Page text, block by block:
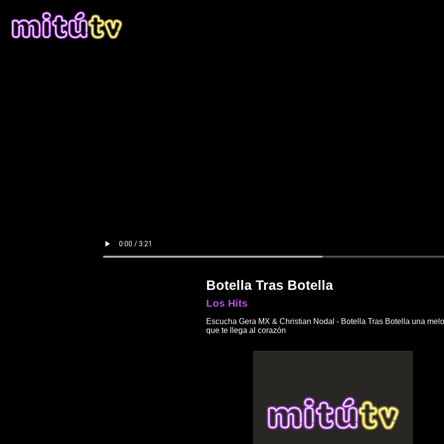
Botella Tras Botella
Los Hits
Escucha Gera MX & Christian Nodal - Botella Tras Botella una
que te llega al corazón